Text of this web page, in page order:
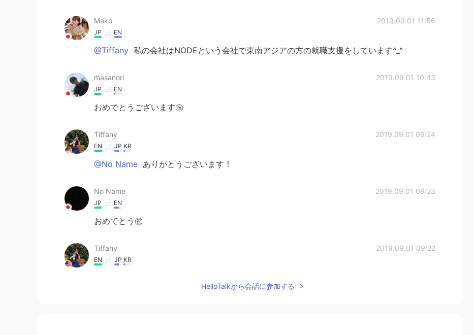
Mako 2019.09.01 11:56
JP EN
@Tiffany 私の会社はNODEという会社で東南アジアの方の就職支援をしています^_^
masanori 2019.09.01 10:43
JP EN
おめでとうございます㊗️
Tiffany 2019.09.01 09:24
EN JP KR
@No Name ありがとうございます！
No Name 2019.09.01 09:23
JP EN
おめでとう㊗️
Tiffany 2019.09.01 09:22
EN JP KR
HelloTalkから会話に参加する